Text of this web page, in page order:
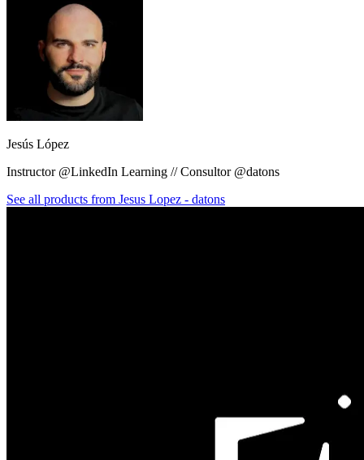
Jesús López
Instructor @LinkedIn Learning // Consultor @datons
See all products from Jesus Lopez - datons